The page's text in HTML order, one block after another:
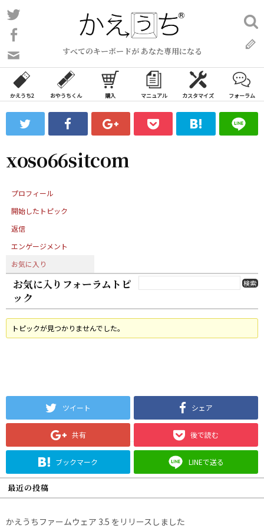
コ
ン
ン
ツ
ス
ッ
すべてのキーボードが あなた専用になる
い
合
わ
フ
ォ
ム
検
索:
かえうち2 おやうちくん 購入 マニュアル カスタマイズ フォーラム
xoso66sitcom
プロフィール
開始したトピック
返信
エンゲージメント
お気に入り
お気に入りフォーラムトピ
ック
トピックが見つかりませんでした。
ツイート シェア
共有 後で読む
ブックマーク LINEで送る
最近の投稿
かえうちファームウェア 3.5 をリリースしました